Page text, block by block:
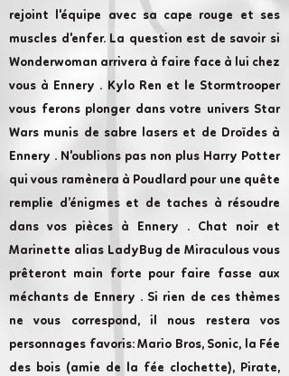
rejoint l'équipe avec sa cape rouge et ses
muscles d'enfer. La question est de savoir si
Wonderwoman arrivera à faire face à lui chez
vous à Ennery . Kylo Ren et le Stormtrooper
vous ferons plonger dans votre univers Star
Wars munis de sabre lasers et de Droïdes à
Ennery . N'oublions pas non plus Harry Potter
qui vous ramènera à Poudlard pour une quête
remplie d’énigmes et de taches à résoudre
dans vos pièces à Ennery . Chat noir et
Marinette alias LadyBug de Miraculous vous
prêteront main forte pour faire fasse aux
méchants de Ennery . Si rien de ces thèmes
ne vous correspond, il nous restera vos
personnages favoris: Mario Bros, Sonic, la Fée
des bois (amie de la fée clochette), Pirate,